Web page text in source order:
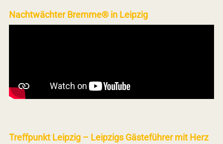
Nachtwächter Bremme® in Leipzig
Treffpunkt Leipzig – Leipzigs Gästeführer mit Herz